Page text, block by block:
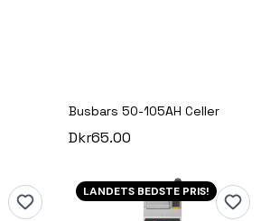
Busbars 50-105AH Celler
Dkr65.00
LANDETS BEDSTE PRIS!